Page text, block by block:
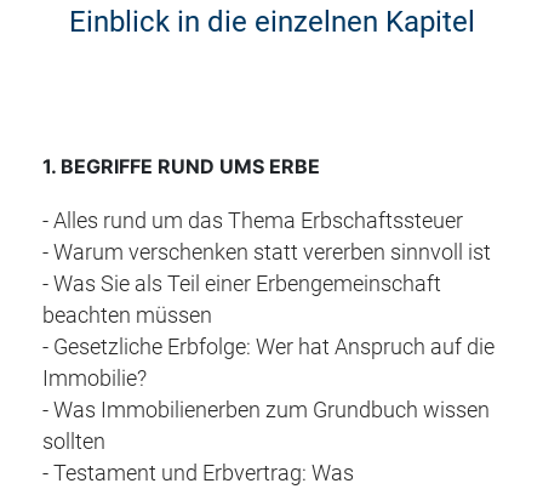
Einblick in die einzelnen Kapitel
1. BEGRIFFE RUND UMS ERBE
- Alles rund um das Thema Erbschaftssteuer
- Warum verschenken statt vererben sinnvoll ist
- Was Sie als Teil einer Erbengemeinschaft
beachten müssen
- Gesetzliche Erbfolge: Wer hat Anspruch auf die
Immobilie?
- Was Immobilienerben zum Grundbuch wissen
sollten
- Testament und Erbvertrag: Was